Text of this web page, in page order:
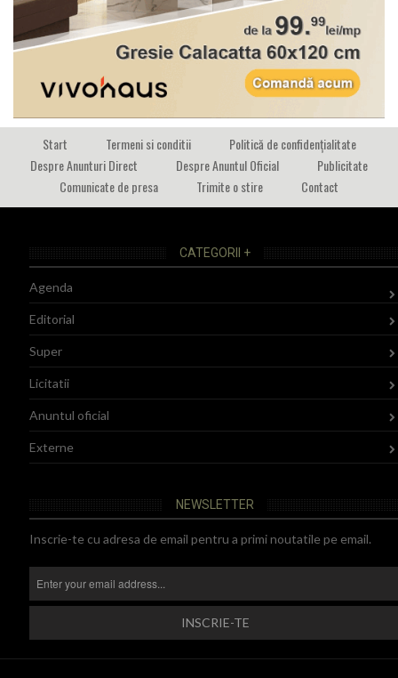
Start Termeni si conditii
Politică de confidențialitate
Despre Anunturi Direct
Despre Anuntul Oficial
Publicitate
Comunicate de presa
Trimite o stire Contact
CATEGORII +
Agenda
Editorial
Super
Licitatii
Anuntul oficial
Externe
NEWSLETTER
Inscrie-te cu adresa de email pentru a primi noutatile pe email.